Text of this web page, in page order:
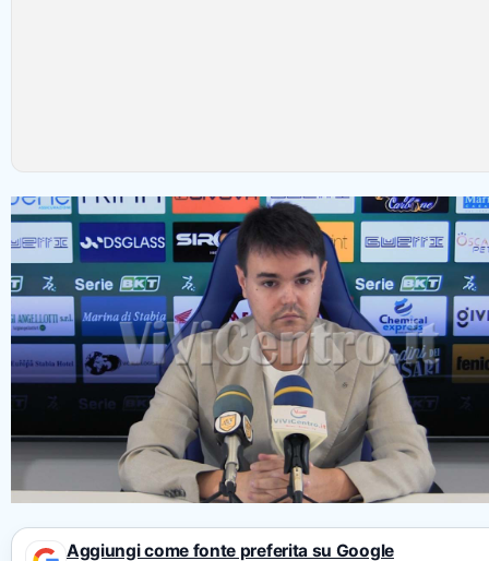
Aggiungi come fonte preferita su Google